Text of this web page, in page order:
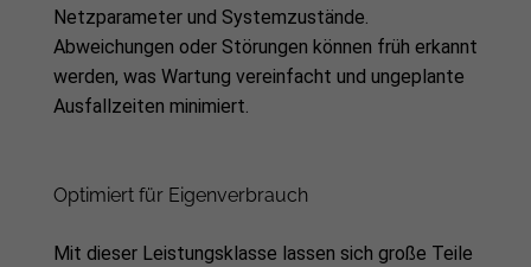
Netzparameter und Systemzustände.
Abweichungen oder Störungen können früh erkannt
werden, was Wartung vereinfacht und ungeplante
Ausfallzeiten minimiert.
Optimiert für Eigenverbrauch
Mit dieser Leistungsklasse lassen sich große Teile